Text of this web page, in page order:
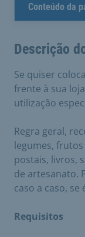
Conteúdo da
Descrição
Se quiser
frente à sua
utilização
Regra geral,
legumes,
postais, livros,
de artesanato.
caso a caso,
Requisitos